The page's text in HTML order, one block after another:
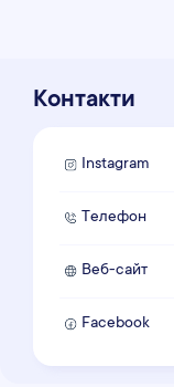
Контакти
Instagram
Телефон
Веб-сайт
Facebook